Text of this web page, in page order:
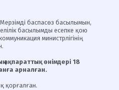
баспасөз басылымын,
басылымды есепке қою
министрлігінің
ақпараттық өнімдері 18
арналған.
қорғалған.